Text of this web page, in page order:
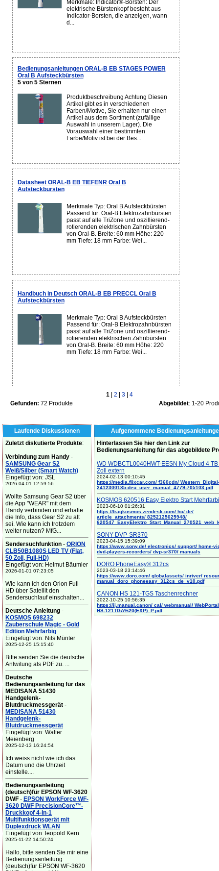
Merkmale: Indicator®-Borsten: Der
elektrische Bürstenkopf besteht aus
Indicator-Borsten, die anzeigen, wann
d...
Bedienungsanleitungen ORAL-B EB STAGES POWER
Oral B Aufsteckbürsten
5 von 5 Sternen
Produktbeschreibung Achtung Diesen
Artikel gibt es in verschiedenen
Farben/Motive, Sie erhalten nur einen
Artikel aus dem Sortiment (zufällige
Auswahl in unserem Lager). Die
Vorauswahl einer bestimmten
Farbe/Motiv ist bei der Bes...
Datasheet ORAL-B EB TIEFENR Oral B
Aufsteckbürsten
Merkmale Typ: Oral B Aufsteckbürsten
Passend für: Oral-B Elektrozahnbürsten
passt auf alle TriZone und oszillierend-
rotierenden elektrischen Zahnbürsten
von Oral-B. Breite: 60 mm Höhe: 220
mm Tiefe: 18 mm Farbe: Wei...
Handbuch in Deutsch ORAL-B EB PRECCL Oral B
Aufsteckbürsten
Merkmale Typ: Oral B Aufsteckbürsten
Passend für: Oral-B Elektrozahnbürsten
passt auf alle TriZone und oszillierend-
rotierenden elektrischen Zahnbürsten
von Oral-B. Breite: 60 mm Höhe: 220
mm Tiefe: 18 mm Farbe: Wei...
1 2 3
4
Gefunden: 72 Produkte Abgebildet: 1-20
Laufende Diskussionen
Zuletzt diskutierte Produkte:
Verbindung zum Handy -
SAMSUNG Gear S2
Weiß/Silber (Smart Watch)
Eingefügt von: JSL
2026-04-01 12:59:56
Wollte Samsung Gear S2 über
die App "WEAR" mit dem
Handy verbinden und erhalte
die Info, dass Gear S2 zu alt
sei. Wie kann ich trotzdem
weiter nutzen? MfG...
Sendersuchfunktion - ORION
CLB50B1080S LED TV (Flat,
50 Zoll, Full-HD)
Eingefügt von: Helmut Bäumler
2026-01-01 07:23:05
Wie kann ich den Orion Full-
HD über Satellit den
Sendersuchlauf einschalten...
Deutsche Anleitung -
KOSMOS 698232
Zauberschule Magic - Gold
Edition Mehrfarbig
Eingefügt von: Nils Münter
2025-12-25 15:15:40
Bitte senden Sie die deutsche
Anlwitung als PDF zu. ...
Deutsche
Bedienungsanleitung für das
MEDISANA 51430
Handgelenk-
Blutdruckmessgerät -
MEDISANA 51430
Handgelenk-
Blutdruckmessgerät
Eingefügt von: Walter
Meienberg
2025-12-13 16:24:54
Ich weiss nicht wie ich das
Datum und die Uhrzeit
einstelle....
Bedienungsanleitung
(deutsch)für EPSON WF-3620
DWF - EPSON WorkForce WF-
3620 DWF PrecisionCore™-
Druckkopf 4-in-1
Multifunktionsgerät mit
Duplexdruck WLAN
Eingefügt von: leopold Kern
2025-11-22 14:50:24
Hallo, bitte senden Sie mir eine
Bedienungsanleitung
(deutsch)für EPSON WF-3620
Aufgenommene
Hinterlassen Sie hier den Link zur
Bedienungsanleitung für das abgebildete
WD WDBCTL0040HWT-EESN My Cloud 4
Zoll extern
2024-02-13 00:10:45
https://media.flixcar.com/ f360cdn/ Western_Digital-
2412300185-deu_user_manual_4779-705103.pdf
KOSMOS 620516 Easy Elektro Start
2023-06-10 01:26:31
https://fragkosmos.zendesk.com/ hc/ de/
article_attachments/ 8252125025948/
SONY DVP-SR370
2023-04-15 15:39:09
https://www.sony.de/ electronics/ support/ home-
dvd-players-recorders/ dvp-sr370/ manuals
DORO PhoneEasy® 312cs
2023-03-18 23:14:46
https://www.doro.com/ globalassets/ inriver/
manual_doro_phoneeasy_312cs_de_v10.pdf
CANON HS 121-TGS Taschenrechner
2022-10-25 10:56:35
https://ij.manual.canon/ cal/ webmanual/
HS-121TGA%20(EXP)_P.pdf